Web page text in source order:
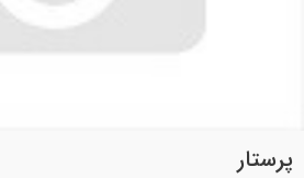
پرستار